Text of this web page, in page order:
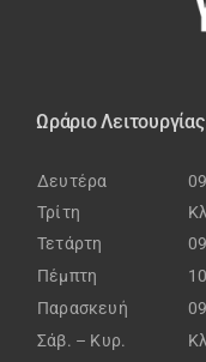
Ωράριο Λειτουργίας
Δευτέρα
Τρίτη
Τετάρτη
Πέμπτη
Παρασκευή
Σάβ. – Κυρ.